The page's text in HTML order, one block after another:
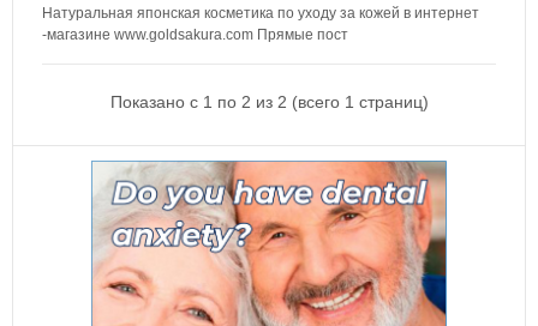
Натуральная японская косметика по уходу за кожей в интернет
-магазине www.goldsakura.com Прямые пост
Показано с 1 по 2 из 2 (всего 1 страниц)